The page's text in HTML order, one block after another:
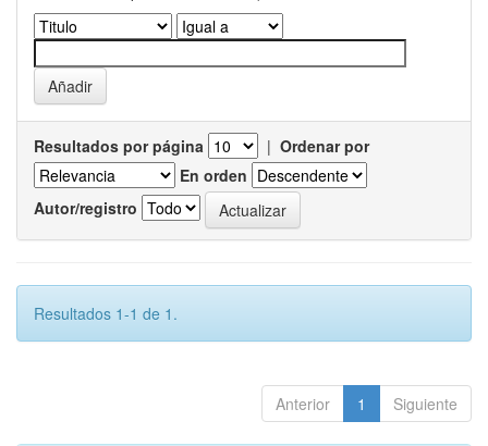
Resultados por página | Ordenar por
En orden
Autor/registro
Resultados 1-1 de 1.
Anterior 1 Siguiente